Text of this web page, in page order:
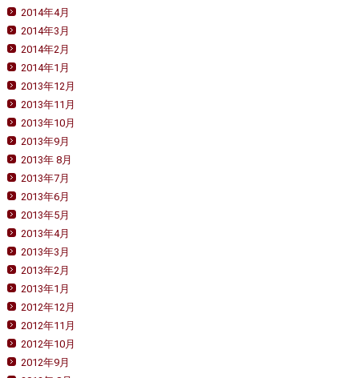
2014年4月
2014年3月
2014年2月
2014年1月
2013年12月
2013年11月
2013年10月
2013年9月
2013年 8月
2013年7月
2013年6月
2013年5月
2013年4月
2013年3月
2013年2月
2013年1月
2012年12月
2012年11月
2012年10月
2012年9月